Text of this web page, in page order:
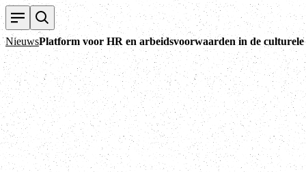
NieuwsPlatform voor HR en arbeidsvoorwaarden in de culturele